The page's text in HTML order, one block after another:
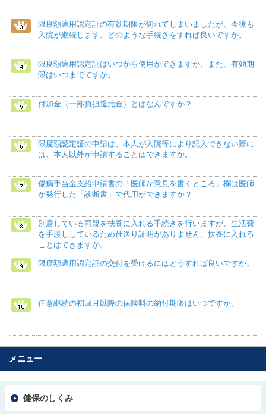
限度額適用認定証の有効期限が切れてしまいましたが、今後も
入院が継続します。どのような手続きをすれば良いですか。
限度額適用認定証はいつから使用ができますか。また、有効期
限はいつまでですか。
付加金（一部負担還元金）とはなんですか？
限度額認定証の申請は、本人が入院等により記入できない際に
は、本人以外が申請することはできますか。
傷病手当金支給申請書の「医師が意見を書くところ」欄は医師
が発行した「診断書」で代用ができますか？
別居している両親を扶養に入れる手続きを行いますが、生活費
を手渡ししているため仕送り証明がありません。扶養に入れる
ことはできますか。
限度額適用認定証の交付を受けるにはどうすれば良いですか。
任意継続の初回月以降の保険料の納付期限はいつですか。
メニュー
健保のしくみ